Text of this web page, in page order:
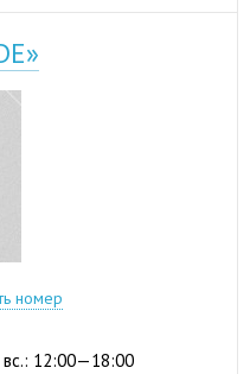
07-47
номер
12:00—18:00